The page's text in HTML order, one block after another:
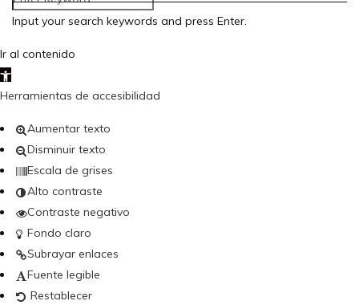
Input your search keywords and press Enter.
Ir al contenido
Abrir barra de herramientas
Herramientas de accesibilidad
Aumentar texto
Disminuir texto
Escala de grises
Alto contraste
Contraste negativo
Fondo claro
Subrayar enlaces
Fuente legible
Restablecer